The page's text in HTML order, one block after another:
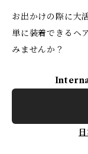
お出かけの際に大
単に装着できるヘ
みませんか？